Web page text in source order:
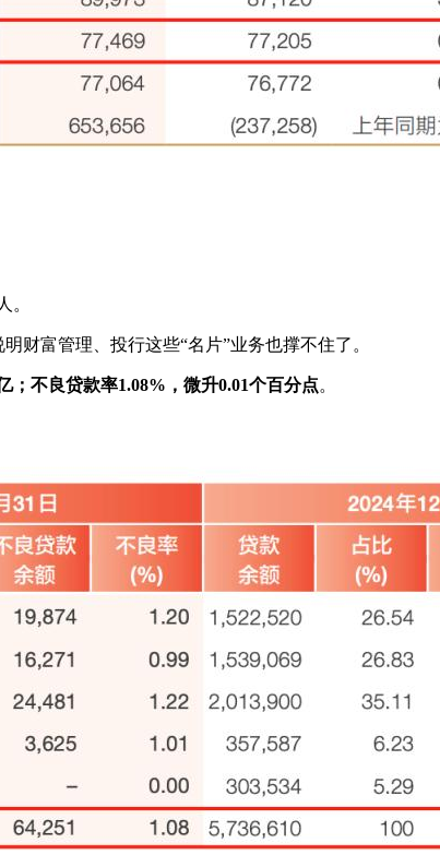
。
财富管理、投行这些“名片”业务也撑不住了。
；不良贷款率1.08%，微升0.01个百分点。